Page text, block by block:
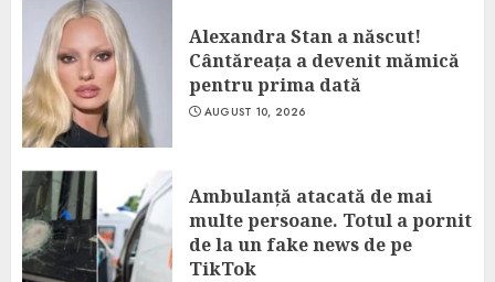
Alexandra Stan a născut!
Cântăreața a devenit mămică
pentru prima dată
AUGUST 10, 2026
Ambulanță atacată de mai
multe persoane. Totul a pornit
de la un fake news de pe
TikTok